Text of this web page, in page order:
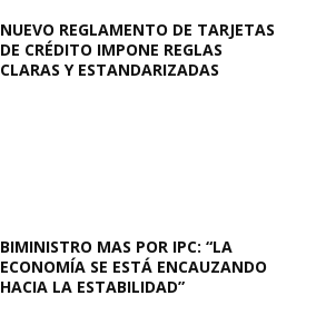
NUEVO REGLAMENTO DE TARJETAS
DE CRÉDITO IMPONE REGLAS
CLARAS Y ESTANDARIZADAS
BIMINISTRO MAS POR IPC: “LA
ECONOMÍA SE ESTÁ ENCAUZANDO
HACIA LA ESTABILIDAD”